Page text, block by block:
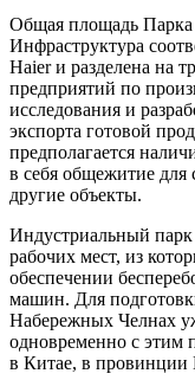
Общая площадь Парка
Инфраструктура
Haier и разделена на
предприятий по
исследования и
экспорта готовой
предполагается
в себя общежитие для
другие объекты.
Индустриальный парк
рабочих мест, из
обеспечении
машин. Для
Набережных Челнах
одновременно с этим
в Китае, в